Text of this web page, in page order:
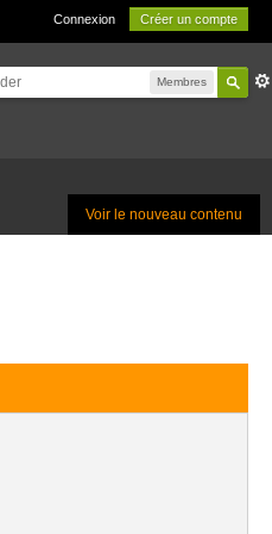
Connexion Créer un compte
Membres
Voir le nouveau contenu